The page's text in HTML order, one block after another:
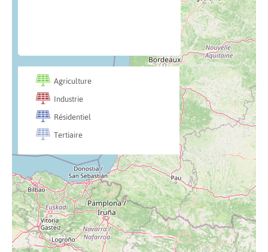
 Agriculture
 Industrie
 Résidentiel
 Tertiaire